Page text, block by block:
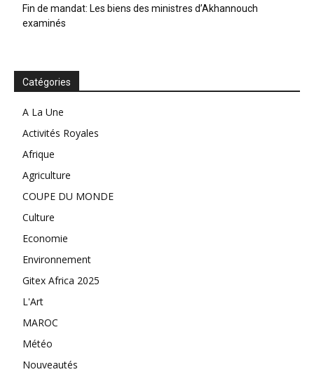
Fin de mandat: Les biens des ministres d’Akhannouch
examinés
Catégories
A La Une
Activités Royales
Afrique
Agriculture
COUPE DU MONDE
Culture
Economie
Environnement
Gitex Africa 2025
L'Art
MAROC
Météo
Nouveautés